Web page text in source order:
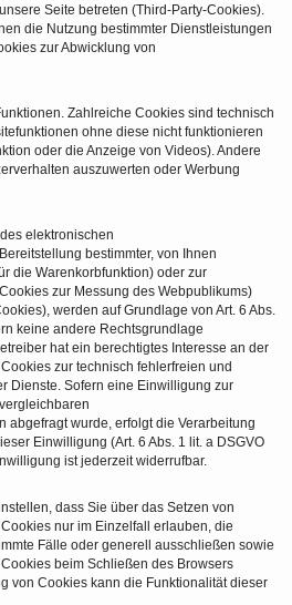
Seite betreten (Third-Party-Cookies).
die Nutzung bestimmter Dienstleistungen
zur Abwicklung von
Zahlreiche Cookies sind technisch
ohne diese nicht funktionieren
oder die Anzeige von Videos). Andere
auszuwerten oder Werbung
elektronischen
bestimmter, von Ihnen
die Warenkorbfunktion) oder zur
zur Messung des Webpublikums)
werden auf Grundlage von Art. 6 Abs.
keine andere Rechtsgrundlage
hat ein berechtigtes Interesse an der
zur technisch fehlerfreien und
Dienste. Sofern eine Einwilligung zur
abgefragt wurde, erfolgt die Verarbeitung
Einwilligung (Art. 6 Abs. 1 lit. a DSGVO
ist jederzeit widerrufbar.
dass Sie über das Setzen von
nur im Einzelfall erlauben, die
Fälle oder generell ausschließen sowie
beim Schließen des Browsers
von Cookies kann die Funktionalität dieser